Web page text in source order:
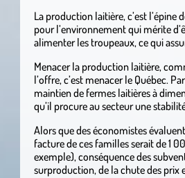
La production laitière, c’est
pour l’environnement qui mérite
alimenter les troupeaux, ce qui
Menacer la production laitière,
l’offre, c’est menacer le Québec.
maintien de fermes laitières à
qu’il procure au secteur une
Alors que des économistes
facture de ces familles serait de 1
exemple), conséquence des
surproduction, de la chute des prix